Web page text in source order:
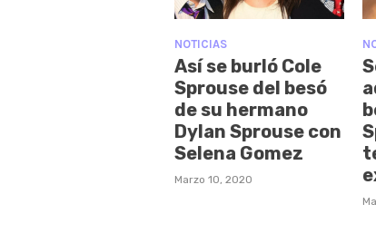
NOTICIAS
Así se burló Cole
Sprouse del besó
de su hermano
Dylan Sprouse con
Selena Gomez
Marzo 10, 2020